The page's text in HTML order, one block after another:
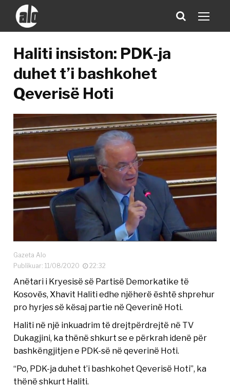
​Haliti insiston: PDK-ja
duhet t’i bashkohet
Qeverisë Hoti
Gazeta Alo
Publikuar: 11/08/2020
22:32
Anëtari i Kryesisë së Partisë Demorkatike të
Kosovës, Xhavit Haliti edhe njëherë është shprehur
pro hyrjes së kësaj partie në Qeverinë Hoti.
Haliti në një inkuadrim të drejtpërdrejtë në TV
Dukagjini, ka thënë shkurt se e përkrah idenë për
bashkëngjitjen e PDK-së në qeverinë Hoti.
“Po, PDK-ja duhet t’i bashkohet Qeverisë Hoti”, ka
thënë shkurt Haliti.